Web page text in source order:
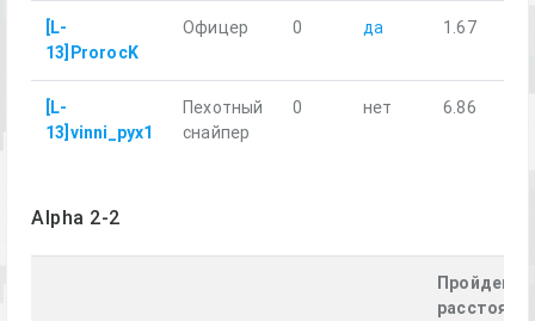
[L-
13]ProrocK
Офицер 0 да 1.67
[L-
13]vinni_pyx1
Пехотный
снайпер
0 нет 6.86
Alpha 2-2